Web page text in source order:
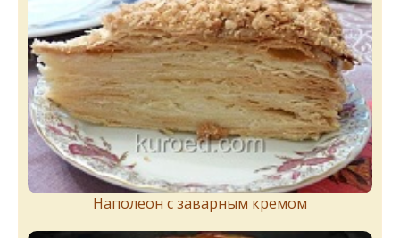
Наполеон с заварным кремом